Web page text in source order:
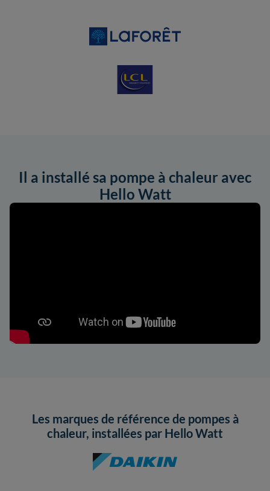
Il a installé sa pompe à chaleur avec
Hello Watt
Les marques de référence de pompes à
chaleur, installées par Hello Watt